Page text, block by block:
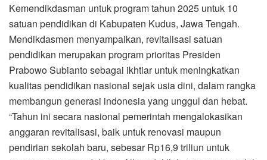
Kemendikdasman untuk program tahun 2025 untuk 10
satuan pendidikan di Kabupaten Kudus, Jawa Tengah.
Mendikdasmen menyampaikan, revitalisasi satuan
pendidikan merupakan program prioritas Presiden
Prabowo Subianto sebagai ikhtiar untuk meningkatkan
kualitas pendidikan nasional sejak usia dini, dalam rangka
membangun generasi indonesia yang unggul dan hebat.
“Tahun ini secara nasional pemerintah mengalokasikan
anggaran revitalisasi, baik untuk renovasi maupun
pendirian sekolah baru, sebesar Rp16,9 triliun untuk